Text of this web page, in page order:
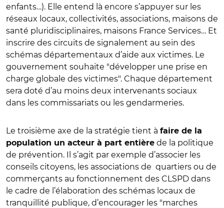
enfants…). Elle entend là encore s’appuyer sur les
réseaux locaux, collectivités, associations, maisons de
santé pluridisciplinaires, maisons France Services… Et
inscrire des circuits de signalement au sein des
schémas départementaux d’aide aux victimes. Le
gouvernement souhaite "développer une prise en
charge globale des victimes". Chaque département
sera doté d’au moins deux intervenants sociaux
dans les commissariats ou les gendarmeries.
Le troisième axe de la stratégie tient à faire de la
population un acteur à part entière de la politique
de prévention. Il s’agit par exemple d’associer les
conseils citoyens, les associations de quartiers ou de
commerçants au fonctionnement des CLSPD dans
le cadre de l’élaboration des schémas locaux de
tranquillité publique, d’encourager les "marches